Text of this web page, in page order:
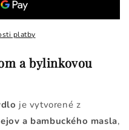
platby
a bylinkovou
je vytvorené z
a bambuckého masla,